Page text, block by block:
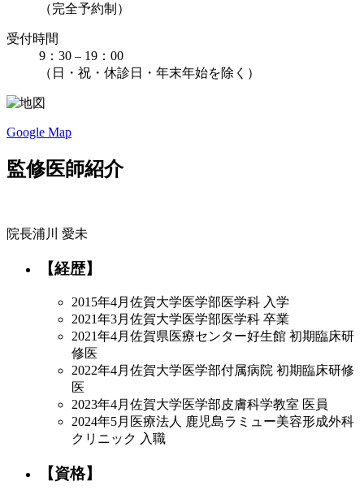
（完全予約制）
受付時間
9：30 – 19：00
（日・祝・休診日・年末年始を除く）
Google Map
監修医師紹介
院長浦川 愛未
【経歴】
2015年4月 佐賀大学医学部医学科 入学
2021年3月 佐賀大学医学部医学科 卒業
2021年4月 佐賀県医療センター好生館 初期臨床研
修医
2022年4月 佐賀大学医学部付属病院 初期臨床研修
医
2023年4月 佐賀大学医学部皮膚科学教室 医員
2024年5月 医療法人 鹿児島ラミュー美容形成外科
クリニック 入職
【資格】